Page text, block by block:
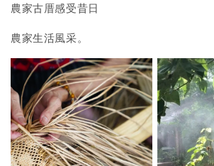
農家古厝感受昔日
農家生活風采。